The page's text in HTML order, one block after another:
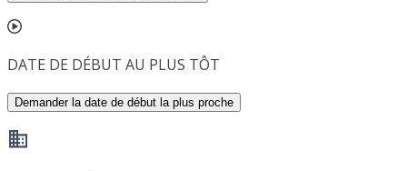
DATE DE DÉBUT AU PLUS TÔT
Demander la date de début la plus proche